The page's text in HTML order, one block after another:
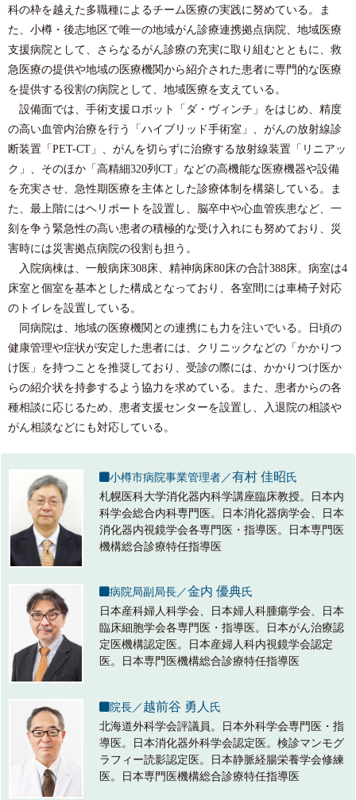
科の枠を越えた多職種によるチーム医療の実践に努めている。ま
た、小樽・後志地区で唯一の地域がん診療連携拠点病院、地域医療
支援病院として、さらなるがん診療の充実に取り組むとともに、救
急医療の提供や地域の医療機関から紹介された患者に専門的な医療
を提供する役割の病院として、地域医療を支えている。
設備面では、手術支援ロボット「ダ・ヴィンチ」をはじめ、精度
の高い血管内治療を行う「ハイブリッド手術室」、がんの放射線診
断装置「PET-CT」、がんを切らずに治療する放射線装置「リニアッ
ク」、そのほか「高精細320列CT」などの高機能な医療機器や設備
を充実させ、急性期医療を主体とした診療体制を構築している。ま
た、最上階にはヘリポートを設置し、脳卒中や心血管疾患など、一
刻を争う緊急性の高い患者の積極的な受け入れにも努めており、災
害時には災害拠点病院の役割も担う。
入院病棟は、一般病床308床、精神病床80床の合計388床。病室は4
床室と個室を基本とした構成となっており、各室間には車椅子対応
のトイレを設置している。
同病院は、地域の医療機関との連携にも力を注いでいる。日頃の
健康管理や症状が安定した患者には、クリニックなどの「かかりつ
け医」を持つことを推奨しており、受診の際には、かかりつけ医か
らの紹介状を持参するよう協力を求めている。また、患者からの各
種相談に応じるため、患者支援センターを設置し、入退院の相談や
がん相談などにも対応している。
小樽市病院事業管理者／有村 佳昭氏
札幌医科大学消化器内科学講座臨床教授。日本内
科学会総合内科専門医。日本消化器病学会、日本
消化器内視鏡学会各専門医・指導医。日本専門医
機構総合診療特任指導医
病院局副局長／金内 優典氏
日本産科婦人科学会、日本婦人科腫瘍学会、日本
臨床細胞学会各専門医・指導医。日本がん治療認
定医機構認定医。日本産婦人科内視鏡学会認定
医。日本専門医機構総合診療特任指導医
院長／越前谷 勇人 氏
北海道外科学会評議員。日本外科学会専門医・指
導医。日本消化器外科学会認定医。検診マンモグ
ラフィー読影認定医。日本静脈経腸栄養学会修練
医。日本専門医機構総合診療特任指導医